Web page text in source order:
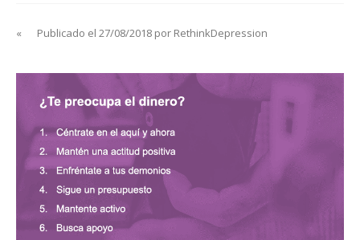
« Publicado el 27/08/2018 por RethinkDepression